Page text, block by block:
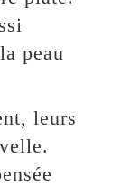
peau
leurs